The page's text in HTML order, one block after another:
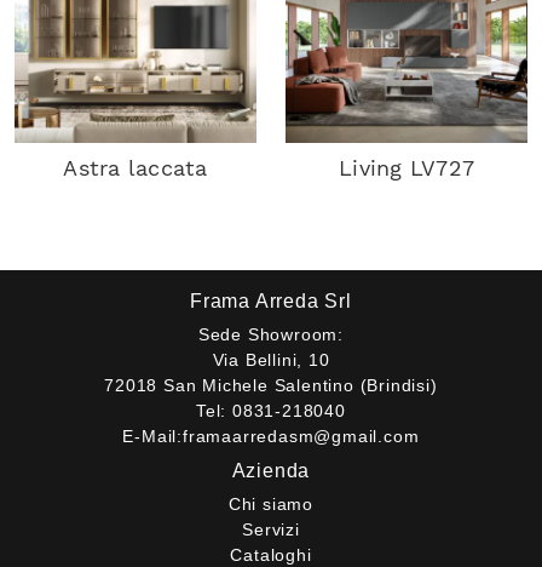
Astra laccata Living LV727
Frama Arreda Srl
Sede Showroom:
Via Bellini, 10
72018 San Michele Salentino (Brindisi)
Tel: 0831-218040
E-Mail:framaarredasm@gmail.com
Azienda
Chi siamo
Servizi
Cataloghi